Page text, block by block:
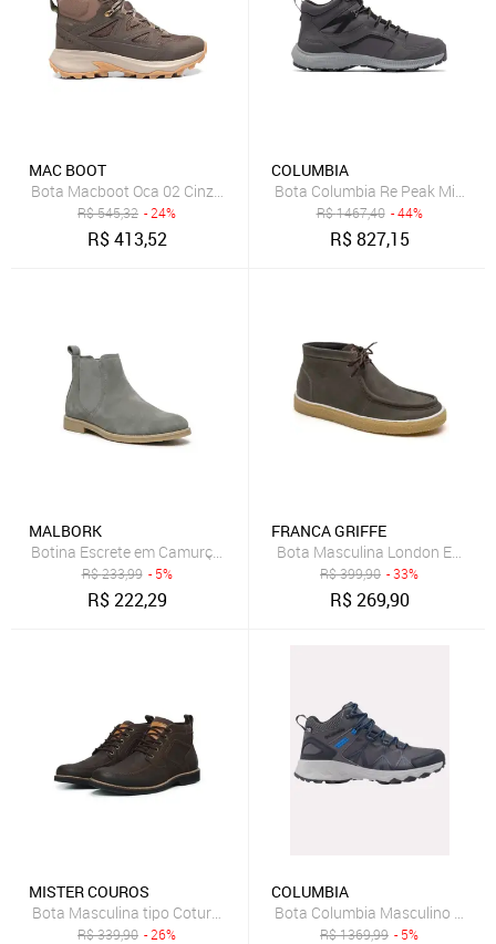
MAC BOOT
Bota Macboot Oca 02 Cinza Masculino
R$545,32 - 24%
R$413,52
COLUMBIA
Bota Columbia Re Peak Mid
R$1467,40 - 44%
R$827,15
MALBORK
Botina Escrete em Camurça Cinza Solado Latex 502CZ
R$233,99 - 5%
R$222,29
FRANCA GRIFFE
Bota Masculina London Em
R$399,90 - 33%
R$269,90
MISTER COUROS
Bota Masculina tipo Coturno de Couro, modelo 8100 ankle boot
R$339,90 - 26%
COLUMBIA
Bota Columbia Masculino
R$1369,99 - 5%